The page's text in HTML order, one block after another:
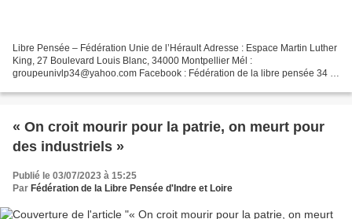
Libre Pensée – Fédération Unie de l’Hérault Adresse : Espace Martin Luther
King, 27 Boulevard Louis Blanc, 34000 Montpellier Mél :
groupeunivlp34@yahoo.com Facebook : Fédération de la libre pensée 34 ;
« On croit mourir pour la patrie, on meurt pour
des industriels »
Publié le 03/07/2023 à 15:25
Par Fédération de la Libre Pensée d'Indre et Loire